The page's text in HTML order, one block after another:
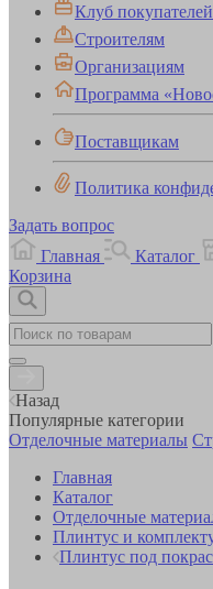
Клуб
Строителям
Организациям
Программа
Поставщикам
Политика
Задать вопрос
Главная
Каталог
Корзина
Назад
Популярные категории
Отделочные материалы
Главная
Каталог
Отделочные
Плинтус и
Плинтус под